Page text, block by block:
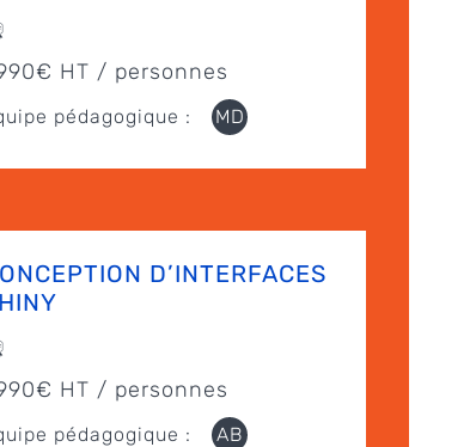
HT / personnes
pédagogique : MD
D’INTERFACES
HT / personnes
pédagogique : AB